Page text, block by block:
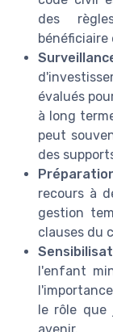
des
bénéficiaire
évalués
à long
peut
des
recours à
gestion
clauses du
l'enfant
le rôle que
avenir.